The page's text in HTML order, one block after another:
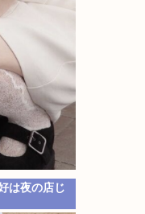
は夜の店じ